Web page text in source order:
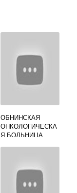
ОБНИНСКАЯ
ОНКОЛОГИЧЕСКА
Я БОЛЬНИЦА